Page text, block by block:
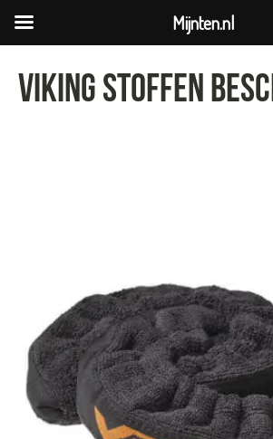
Viking Stoffen
Mijnten.nl